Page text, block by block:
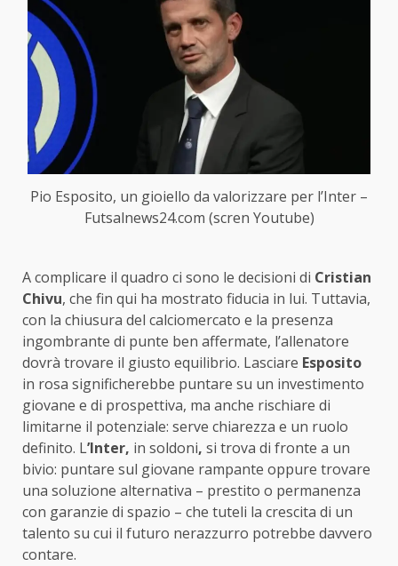
Pio Esposito, un gioiello da valorizzare per l’Inter –
Futsalnews24.com (scren Youtube)
A complicare il quadro ci sono le decisioni di Cristian
Chivu, che fin qui ha mostrato fiducia in lui. Tuttavia,
con la chiusura del calciomercato e la presenza
ingombrante di punte ben affermate, l’allenatore
dovrà trovare il giusto equilibrio. Lasciare Esposito
in rosa significherebbe puntare su un investimento
giovane e di prospettiva, ma anche rischiare di
limitarne il potenziale: serve chiarezza e un ruolo
definito. L’Inter, in soldoni, si trova di fronte a un
bivio: puntare sul giovane rampante oppure trovare
una soluzione alternativa – prestito o permanenza
con garanzie di spazio – che tuteli la crescita di un
talento su cui il futuro nerazzurro potrebbe davvero
contare.